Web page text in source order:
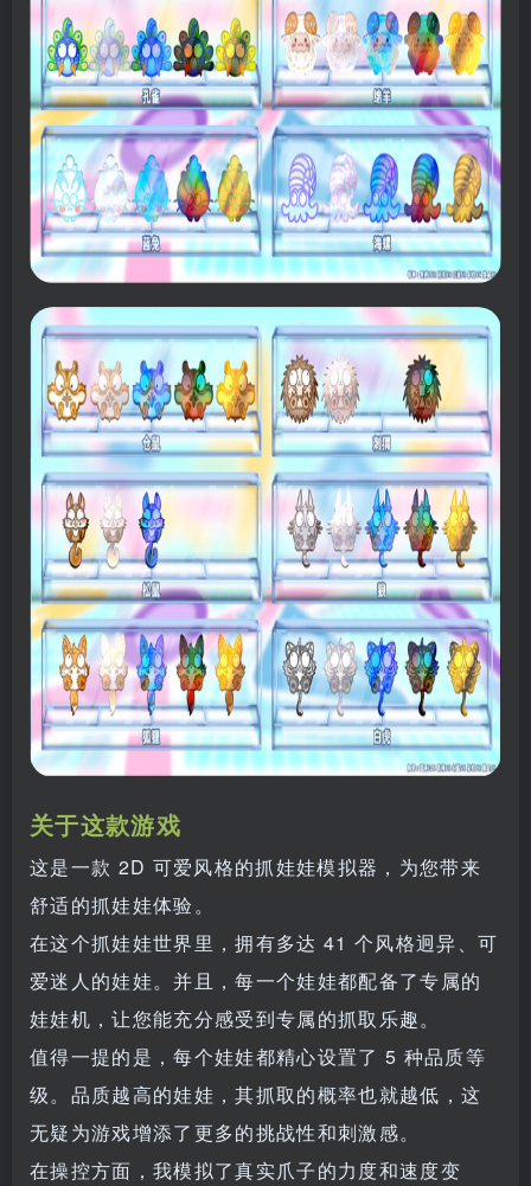
关于这款游戏
这是一款 2D 可爱风格的抓娃娃模拟器，为您带来
舒适的抓娃娃体验。
在这个抓娃娃世界里，拥有多达 41 个风格迥异、可
爱迷人的娃娃。并且，每一个娃娃都配备了专属的
娃娃机，让您能充分感受到专属的抓取乐趣。
值得一提的是，每个娃娃都精心设置了 5 种品质等
级。品质越高的娃娃，其抓取的概率也就越低，这
无疑为游戏增添了更多的挑战性和刺激感。
在操控方面，我模拟了真实爪子的力度和速度变